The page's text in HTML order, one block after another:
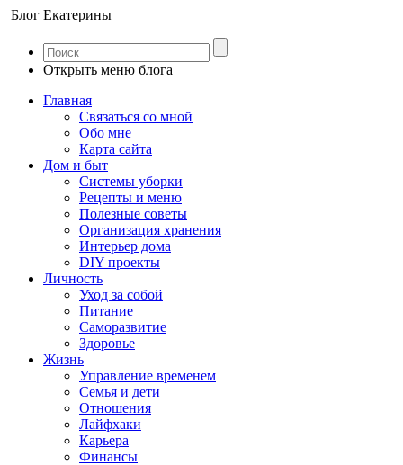
Блог Екатерины
Открыть меню блога
Главная
Связаться со мной
Обо мне
Карта сайта
Дом и быт
Системы уборки
Рецепты и меню
Полезные советы
Организация хранения
Интерьер дома
DIY проекты
Личность
Уход за собой
Питание
Саморазвитие
Здоровье
Жизнь
Управление временем
Семья и дети
Отношения
Лайфхаки
Карьера
Финансы